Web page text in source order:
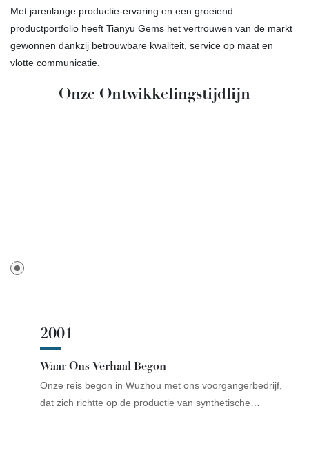
Met jarenlange productie-ervaring en een groeiend
productportfolio heeft Tianyu Gems het vertrouwen van de markt
gewonnen dankzij betrouwbare kwaliteit, service op maat en
vlotte communicatie.
Onze Ontwikkelingstijdlijn
2001
Waar Ons Verhaal Begon
Onze reis begon in Wuzhou met ons voorgangerbedrijf,
dat zich richtte op de productie van synthetische